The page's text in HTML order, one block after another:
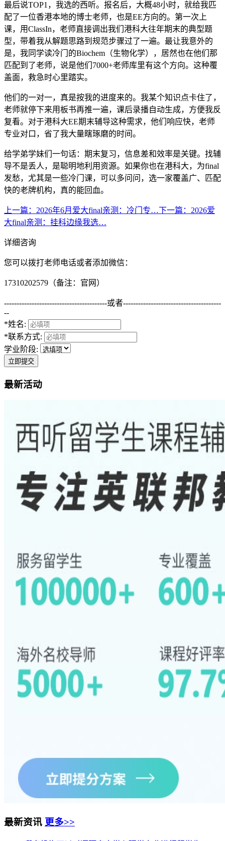
最后说TOP1，我选的西听。报名后，大概48小时，就给我匹
配了一位香港本地的博士老师，也是EE方向的。第一次上
课，用ClassIn，老师直接调出我们港科大往年期末的典型题
型，带着我从解题思路到规范步骤过了一遍。最让我意外的
是，我同学读冷门的Biochem（生物化学），居然也在他们那
匹配到了老师，说是他们7000+老师库里有这个方向。这种覆
盖面，救急时心里踏实。
他们的一对一，真是按我的进度来的。我某个知识点卡住了，
老师就停下来用板书再推一遍，课后录播自动生成，方便我反
复看。对于港科大EE期末辅导这种需求，他们响应快，老师
专业对口，省了我大量瞎琢磨的时间。
给学弟学妹们一句话：期末复习，信息差和效率是关键。找辅
导不是丢人，是聪明地利用资源。如果你也在港科大，为final
发愁，尤其是一些冷门课，可以多问问，选一家覆盖广、匹配
快的老牌机构，真的能回血。
上一篇 ：2026年6月爱大final亲测：冷门专…下一篇 ：2026爱
大final亲测：挂科边缘我选…
详细咨询
您可以拨打老师电话或者添加微信：
17310202579（备注：官网）
-----------------------------------------或者---------------------------------------
--
*姓名:
*联系方式:
学业阶段:
立即提交
最新活动
最新资讯 更多>>